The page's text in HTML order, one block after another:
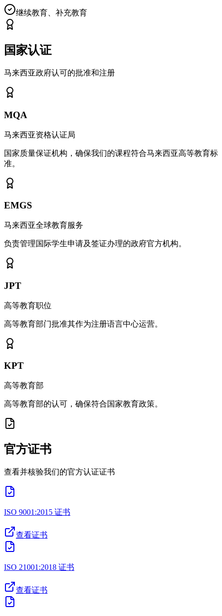
继续教育、补充教育
国家认证
马来西亚政府认可的批准和注册
MQA
马来西亚资格认证局
国家质量保证机构，确保我们的课程符合马来西亚高等教育标
准。
EMGS
马来西亚全球教育服务
负责管理国际学生申请及签证办理的政府官方机构。
JPT
高等教育职位
高等教育部门批准其作为注册语言中心运营。
KPT
高等教育部
高等教育部的认可，确保符合国家教育政策。
官方证书
查看并核验我们的官方认证证书
ISO 9001:2015 证书
查看证书
ISO 21001:2018 证书
查看证书